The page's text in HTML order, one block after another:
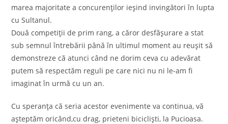
marea majoritate a concurenților ieșind invingători în lupta
cu Sultanul.
Două competiții de prim rang, a căror desfășurare a stat
sub semnul întrebării până în ultimul moment au reușit să
demonstreze că atunci când ne dorim ceva cu adevărat
putem să respectăm reguli pe care nici nu ni le-am fi
imaginat în urmă cu un an.
Cu speranța că seria acestor evenimente va continua, vă
așteptăm oricând,cu drag, prieteni bicicliști, la Pucioasa.